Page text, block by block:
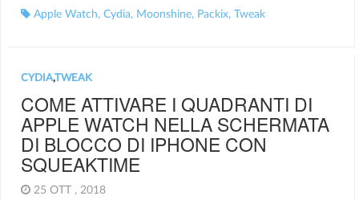
Apple Watch, Cydia, Moonshine, Packix, Tweak
CYDIA,TWEAK
COME ATTIVARE I QUADRANTI DI
APPLE WATCH NELLA SCHERMATA
DI BLOCCO DI IPHONE CON
SQUEAKTIME
25 OTT , 2018